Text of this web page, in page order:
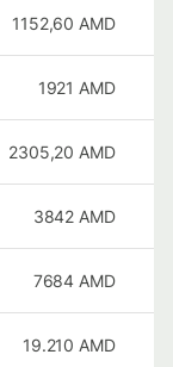
1152,60 AMD
1921 AMD
2305,20 AMD
3842 AMD
7684 AMD
19.210 AMD